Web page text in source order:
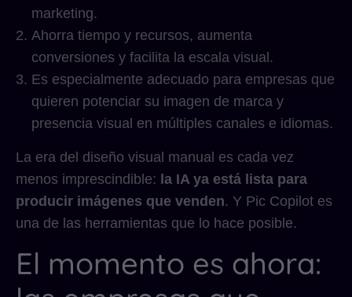
marketing.
Ahorra tiempo y recursos, aumenta
conversiones y facilita la escala visual.
Es especialmente adecuado para empresas que
quieren potenciar su imagen de marca y
presencia visual en múltiples canales e idiomas.
La era del diseño visual manual es cada vez
menos imprescindible: la IA ya está lista para
producir imágenes que venden. Y Pic Copilot es
una de las herramientas que lo hace posible.
El momento es ahora: